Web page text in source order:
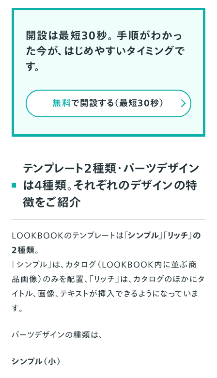
開設は最短30秒。 手順がわかっ
た今が、はじめやすいタイミングで
す。
無料で開設する（最短30秒）
テンプレート2種類・パーツデザイン
は4種類。それぞれのデザインの特
徴をご紹介
LOOKBOOKのテンプレートは「シンプル」「リッチ」の
2種類。
「シンプル」は、カタログ（LOOKBOOK内に並ぶ商
品画像）のみを配置、「リッチ」は、カタログのほかにタ
イトル、画像、テキストが挿入できるようになっていま
す。
パーツデザインの種類は、
シンプル（小）